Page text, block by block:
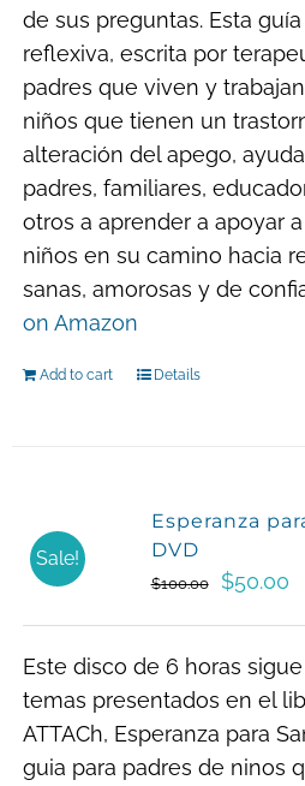
de sus preguntas. Esta guía
reflexiva, escrita por
padres que viven y
niños que tienen un
alteración del apego,
padres, familiares,
otros a aprender a apoyar
niños en su camino hacia
sanas, amorosas y de
on Amazon
Add to cart Details
Sale!
Esperanza
DVD
$100.00
Original
$100.00.
$50.00
Este disco de 6 horas
temas presentados en el
ATTACh, Esperanza para
guia para padres de ninos